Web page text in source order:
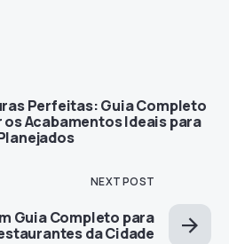
Perfeitas: Guia Completo
os Acabamentos Ideais para
NEXT POST
Guia Completo para
da Cidade